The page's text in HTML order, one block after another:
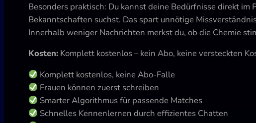
Besonders praktisch: Du kannst deine Bedürfnisse direkt
Bekanntschaften suchst. Das spart unnötige
Innerhalb weniger Nachrichten merkst du, ob die Chemie
Kosten: Komplett kostenlos – kein Abo, keine versteckten
Komplett kostenlos, keine Abo-Falle
Frauen können zuerst schreiben
Smarter Algorithmus für passende Matches
Schnelles Kennenlernen durch effizientes Chatten